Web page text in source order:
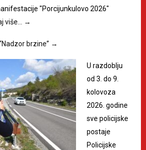
"Porcijunkulovo 2026"
više… →
brzine” →
U razdoblju
od 3. do 9.
kolovoza
2026. godine
sve policijske
postaje
Policijske